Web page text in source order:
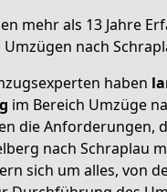
mehr als 13 Jahre
Umzügen nach
haben
im Bereich Umzüge
die Anforderungen,
nach Schraplau
sich um alles, von